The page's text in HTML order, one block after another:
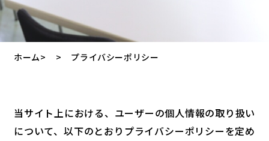
ホーム> プライバシーポリシー
当サイト上における、ユーザーの個人情報の取り扱い
について、以下のとおりプライバシーポリシーを定め